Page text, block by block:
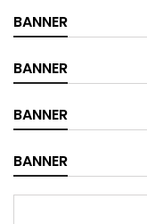
BANNER
BANNER
BANNER
BANNER